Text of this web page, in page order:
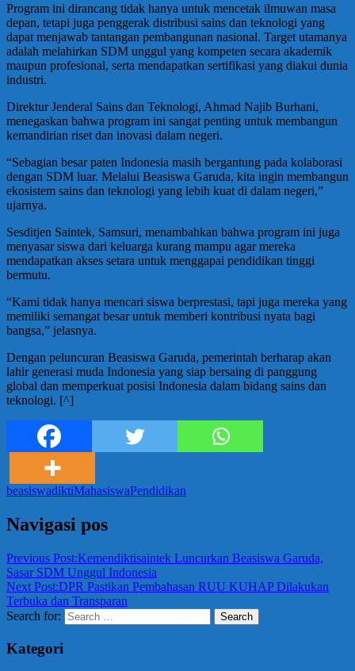
Program ini dirancang tidak hanya untuk mencetak ilmuwan masa
depan, tetapi juga penggerak distribusi sains dan teknologi yang
dapat menjawab tantangan pembangunan nasional. Target utamanya
adalah melahirkan SDM unggul yang kompeten secara akademik
maupun profesional, serta mendapatkan sertifikasi yang diakui dunia
industri.
Direktur Jenderal Sains dan Teknologi, Ahmad Najib Burhani,
menegaskan bahwa program ini sangat penting untuk membangun
kemandirian riset dan inovasi dalam negeri.
“Sebagian besar paten Indonesia masih bergantung pada kolaborasi
dengan SDM luar. Melalui Beasiswa Garuda, kita ingin membangun
ekosistem sains dan teknologi yang lebih kuat di dalam negeri,”
ujarnya.
Sesditjen Saintek, Samsuri, menambahkan bahwa program ini juga
menyasar siswa dari keluarga kurang mampu agar mereka
mendapatkan akses setara untuk menggapai pendidikan tinggi
bermutu.
“Kami tidak hanya mencari siswa berprestasi, tapi juga mereka yang
memiliki semangat besar untuk memberi kontribusi nyata bagi
bangsa,” jelasnya.
Dengan peluncuran Beasiswa Garuda, pemerintah berharap akan
lahir generasi muda Indonesia yang siap bersaing di panggung
global dan memperkuat posisi Indonesia dalam bidang sains dan
teknologi. [^]
beasiswadiktiMahasiswaPendidikan
Navigasi pos
Previous Post:Kemendiktisaintek Luncurkan Beasiswa Garuda,
Sasar SDM Unggul Indonesia
Next Post:DPR Pastikan Pembahasan RUU KUHAP Dilakukan
Terbuka dan Transparan
Search for:
Search
Kategori